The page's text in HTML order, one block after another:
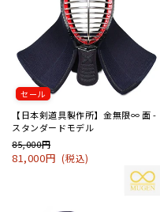
セール
【日本剣道具製作所】金無限∞ 面 -
スタンダードモデル
85,000円
81,000円(税込)